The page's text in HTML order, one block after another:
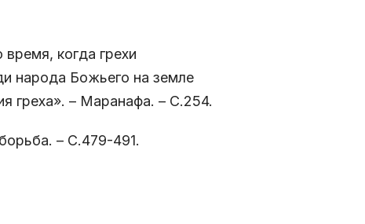
когда грехи
народа Божьего на земле
греха». – Маранафа. – С.254.
– С.479-491.